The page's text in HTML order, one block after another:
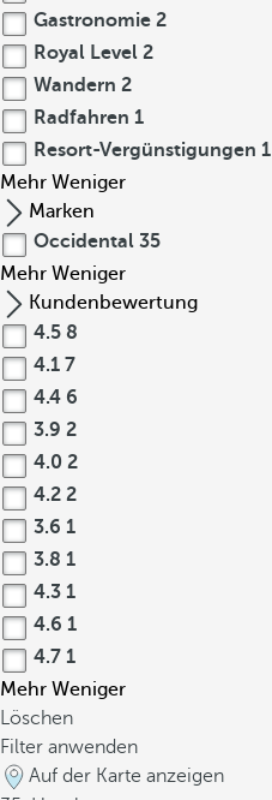
Gastronomie 2
Royal Level 2
Wandern 2
Radfahren 1
Resort-Vergünstigungen 1
Mehr Weniger
Marken
Occidental 35
Mehr Weniger
Kundenbewertung
4.5 8
4.1 7
4.4 6
3.9 2
4.0 2
4.2 2
3.6 1
3.8 1
4.3 1
4.6 1
4.7 1
Mehr Weniger
Löschen
Filter anwenden
Auf der Karte anzeigen